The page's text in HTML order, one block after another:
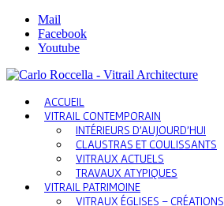
Mail
Facebook
Youtube
ACCUEIL
VITRAIL CONTEMPORAIN
INTÉRIEURS D’AUJOURD’HUI
CLAUSTRAS ET COULISSANTS
VITRAUX ACTUELS
TRAVAUX ATYPIQUES
VITRAIL PATRIMOINE
VITRAUX ÉGLISES – CRÉATIONS